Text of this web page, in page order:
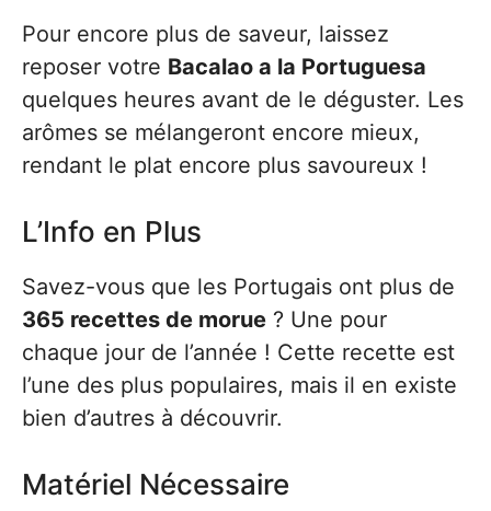
Pour encore plus de saveur, laissez
reposer votre Bacalao a la Portuguesa
quelques heures avant de le déguster. Les
arômes se mélangeront encore mieux,
rendant le plat encore plus savoureux !
L’Info en Plus
Savez-vous que les Portugais ont plus de
365 recettes de morue ? Une pour
chaque jour de l’année ! Cette recette est
l’une des plus populaires, mais il en existe
bien d’autres à découvrir.
Matériel Nécessaire